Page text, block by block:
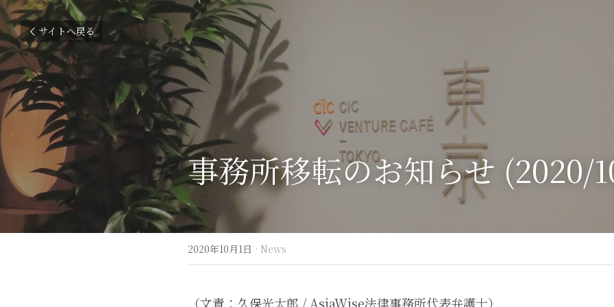
サイトへ戻る
事務所移転のお知らせ (2020/
2020年10月1日 · News
（文責：久保光太郎 / AsiaWise法律事務所代表弁護士）